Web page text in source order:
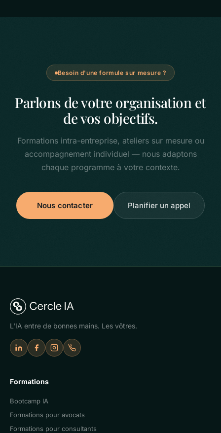
Besoin d'une formule sur mesure ?
Parlons de votre organisation et
de vos objectifs.
Formations intra-entreprise, ateliers sur mesure ou
accompagnement individuel — nous adaptons
chaque programme à votre contexte.
Nous contacter Planifier un appel
L'IA entre de bonnes mains. Les vôtres.
LinkedInFacebookInstagramAppeler Cercle IA
Formations
Bootcamp IA
Formations pour avocats
Formations pour consultants